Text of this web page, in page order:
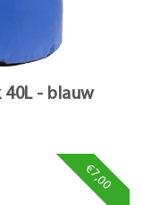
- blauw
€7,00